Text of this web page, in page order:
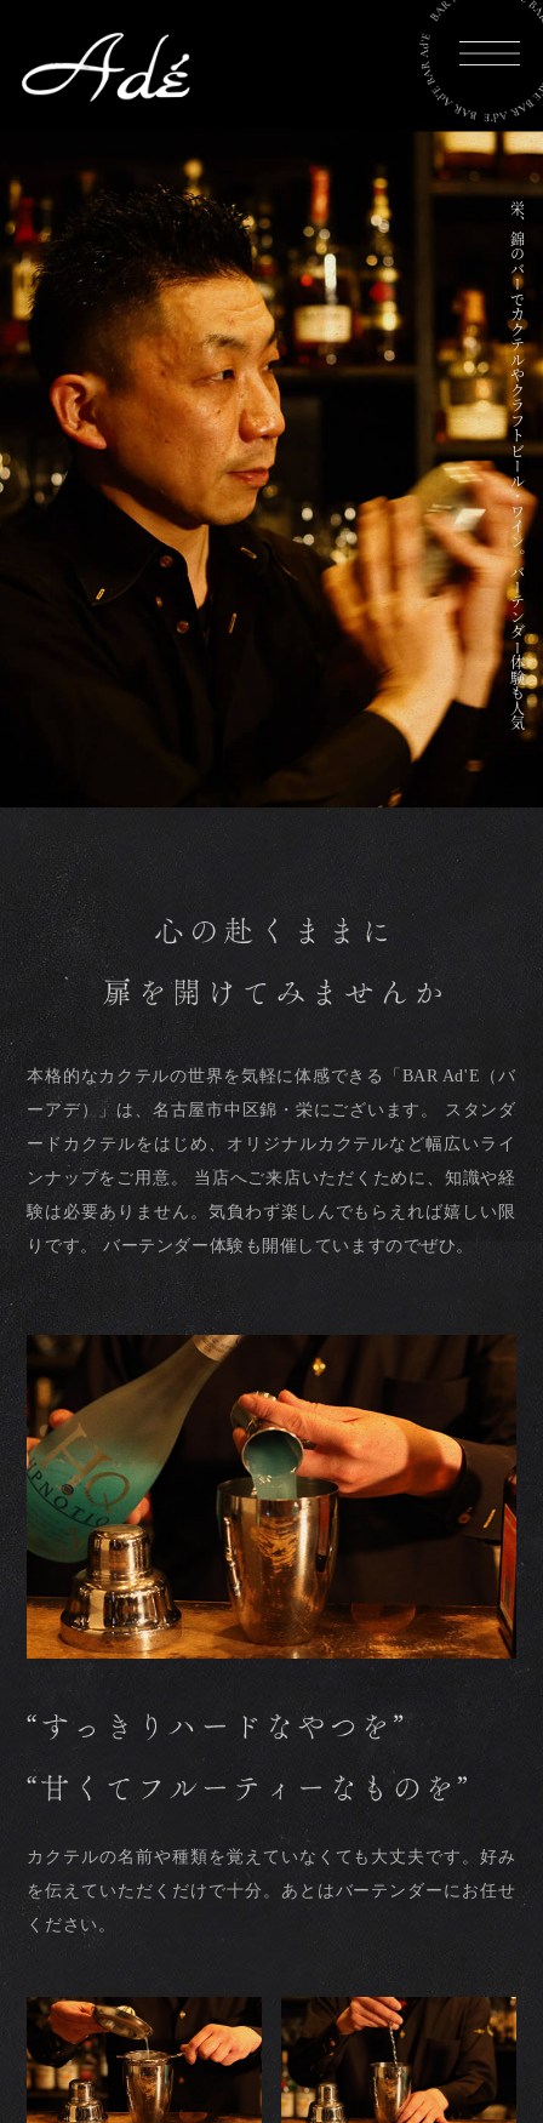
栄、錦のバーでカクテルやクラフトビール・ワイン。バーテンダー体験も人気
Home
How to
Whisky
Cocktail
カクテル
Arts
Photo book
Shop info
本格的なカクテルの世界を気軽に体感できる「BAR Ad'E（バ
ーアデ）」は、名古屋市中区錦・栄にございます。
スタンダ
ードカクテルをはじめ、オリジナルカクテルなど幅広いライ
ンナップをご用意。
当店へご来店いただくために、知識や経
験は必要ありません。気負わず楽しんでもらえれば嬉しい限
りです。
バーテンダー体験も開催していますのでぜひ。
カクテルの名前や種類を覚えていなくても大丈夫です。好み
を伝えていただくだけで十分。あとはバーテンダーにお任せ
ください。